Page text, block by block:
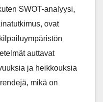
SWOT-analyysi,
ovat
auttavat
ja heikkouksia
mikä on